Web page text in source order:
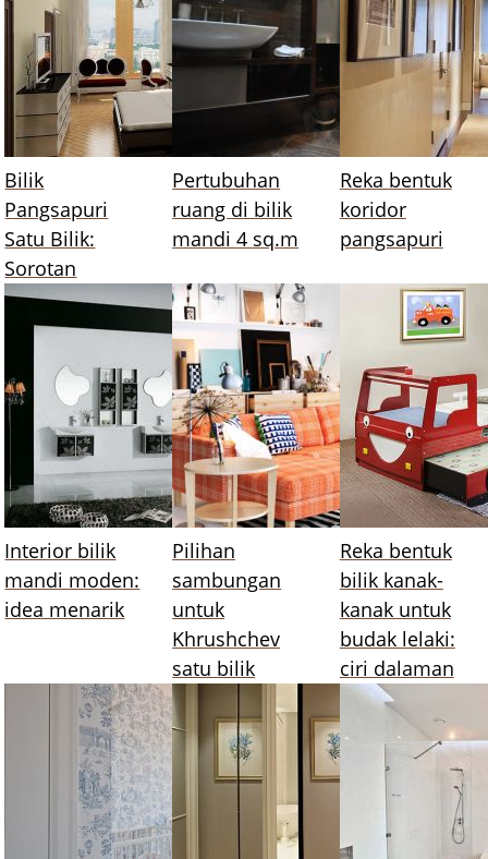
Bilik
Pangsapuri
Satu Bilik:
Sorotan
Pertubuhan
ruang di bilik
mandi 4 sq.m
Reka bentuk
koridor
pangsapuri
Interior bilik
mandi moden:
idea menarik
Pilihan
sambungan
untuk
Khrushchev
satu bilik
Reka bentuk
bilik kanak-
kanak untuk
budak lelaki:
ciri dalaman